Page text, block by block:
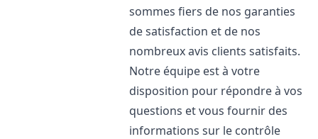
sommes fiers de nos garanties
de satisfaction et de nos
nombreux avis clients satisfaits.
Notre équipe est à votre
disposition pour répondre à vos
questions et vous fournir des
informations sur le contrôle